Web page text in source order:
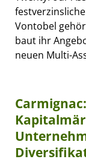
Vontobel
baut ihr
neuen Multi-